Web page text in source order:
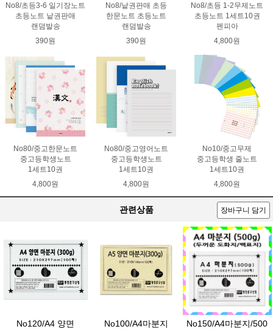
No8/초등3-6 일기장노트
초등노트 낱권판매
랜덤발송
390원
No8/낱권판매 초등
한문노트 초등노트
랜덤발송
390원
No8/초등 1-2무제노트
초등노트 1세트10권
펜피아
4,800원
No80/중고한문노트
중고등학생노트
1세트10권
4,800원
No80/중고영어노트
중고등학생노트
1세트10권
4,800원
No10/중고무제
중고등학생 줄노트
1세트10권
4,800원
관련상품 장바구니 담기
No120/A4 양면
No100/A4마분지
No150/A4마분지/500